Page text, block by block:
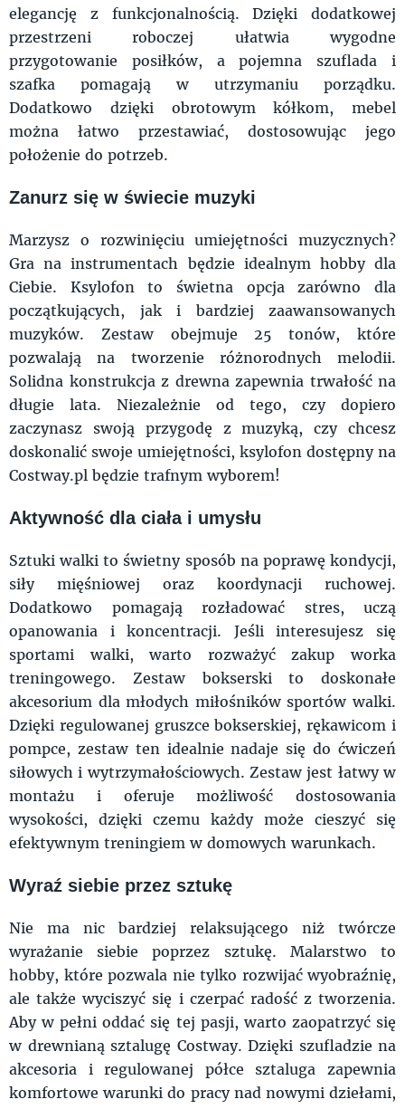
elegancję z funkcjonalnością. Dzięki dodatkowej
przestrzeni roboczej ułatwia wygodne
przygotowanie posiłków, a pojemna szuflada i
szafka pomagają w utrzymaniu porządku.
Dodatkowo dzięki obrotowym kółkom, mebel
można łatwo przestawiać, dostosowując jego
położenie do potrzeb.
Zanurz się w świecie muzyki
Marzysz o rozwinięciu umiejętności muzycznych?
Gra na instrumentach będzie idealnym hobby dla
Ciebie. Ksylofon to świetna opcja zarówno dla
początkujących, jak i bardziej zaawansowanych
muzyków. Zestaw obejmuje 25 tonów, które
pozwalają na tworzenie różnorodnych melodii.
Solidna konstrukcja z drewna zapewnia trwałość na
długie lata. Niezależnie od tego, czy dopiero
zaczynasz swoją przygodę z muzyką, czy chcesz
doskonalić swoje umiejętności, ksylofon dostępny na
Costway.pl będzie trafnym wyborem!
Aktywność dla ciała i umysłu
Sztuki walki to świetny sposób na poprawę kondycji,
siły mięśniowej oraz koordynacji ruchowej.
Dodatkowo pomagają rozładować stres, uczą
opanowania i koncentracji. Jeśli interesujesz się
sportami walki, warto rozważyć zakup worka
treningowego. Zestaw bokserski to doskonałe
akcesorium dla młodych miłośników sportów walki.
Dzięki regulowanej gruszce bokserskiej, rękawicom i
pompce, zestaw ten idealnie nadaje się do ćwiczeń
siłowych i wytrzymałościowych. Zestaw jest łatwy w
montażu i oferuje możliwość dostosowania
wysokości, dzięki czemu każdy może cieszyć się
efektywnym treningiem w domowych warunkach.
Wyraź siebie przez sztukę
Nie ma nic bardziej relaksującego niż twórcze
wyrażanie siebie poprzez sztukę. Malarstwo to
hobby, które pozwala nie tylko rozwijać wyobraźnię,
ale także wyciszyć się i czerpać radość z tworzenia.
Aby w pełni oddać się tej pasji, warto zaopatrzyć się
w drewnianą sztalugę Costway. Dzięki szufladzie na
akcesoria i regulowanej półce sztaluga zapewnia
komfortowe warunki do pracy nad nowymi dziełami,